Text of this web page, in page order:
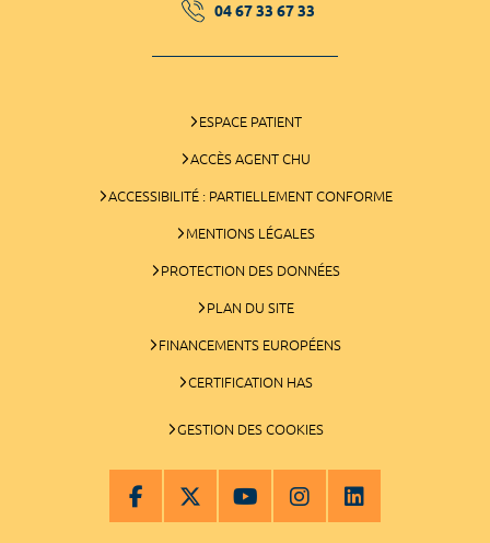
04 67 33 67 33
ESPACE PATIENT
ACCÈS AGENT CHU
ACCESSIBILITÉ : PARTIELLEMENT CONFORME
MENTIONS LÉGALES
PROTECTION DES DONNÉES
PLAN DU SITE
FINANCEMENTS EUROPÉENS
CERTIFICATION HAS
GESTION DES COOKIES